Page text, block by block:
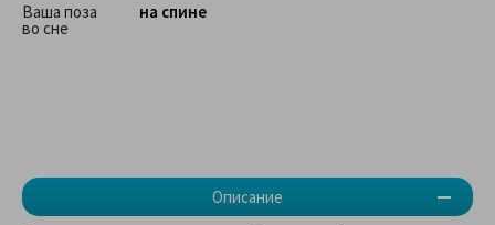
Описание
Ваша поза
во сне
на спине